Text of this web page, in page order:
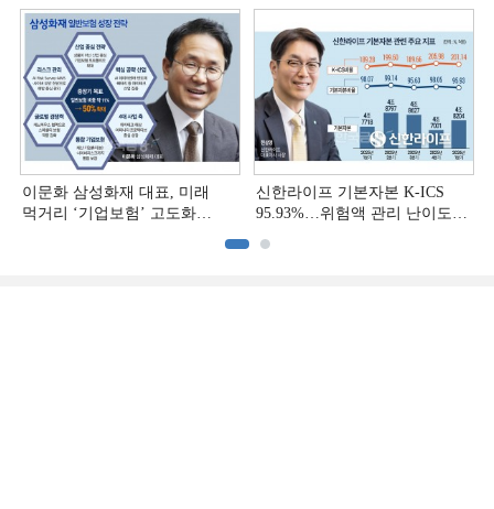
(3)]
이문화 삼성화재 대표, 미래
먹거리 ‘기업보험’ 고도화
신한라이프 기본자본 K-ICS
95.93%…위험액 관리 난이도